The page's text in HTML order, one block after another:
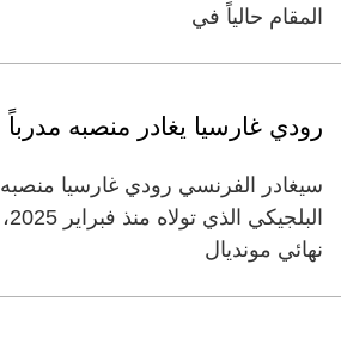
المقام حالياً في
رودي غارسيا يغادر منصبه مدرباً
سيغادر الفرنسي رودي غارسيا منصبه
نهائي مونديال